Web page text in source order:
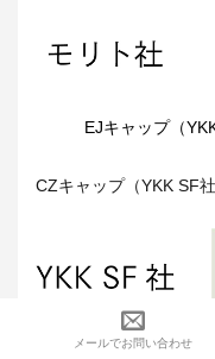
EJキャップ（
CZキャップ（YKK SF
メールでお問い合わせ